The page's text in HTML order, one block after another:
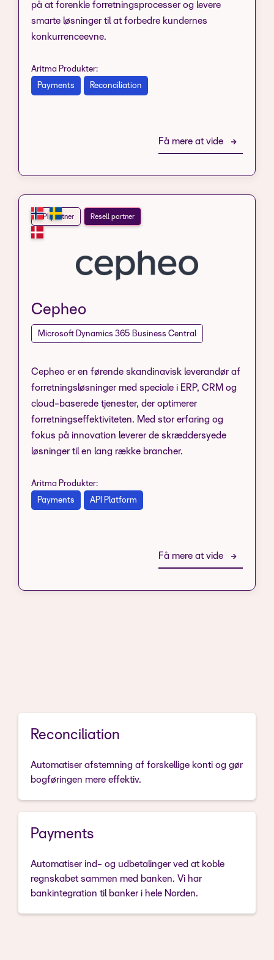
på at forenkle forretningsprocesser og levere
smarte løsninger til at forbedre kundernes
konkurrenceevne.
Aritma Produkter:
Payments Reconciliation
Få mere at vide
API partner Resell partner
Cepheo
Microsoft Dynamics 365 Business Central
Cepheo er en førende skandinavisk leverandør af
forretningsløsninger med speciale i ERP, CRM og
cloud-baserede tjenester, der optimerer
forretningseffektiviteten. Med stor erfaring og
fokus på innovation leverer de skræddersyede
løsninger til en lang række brancher.
Aritma Produkter:
Payments API Platform
Få mere at vide
Reconciliation
Automatiser afstemning af forskellige konti og gør
bogføringen mere effektiv.
Payments
Automatiser ind- og udbetalinger ved at koble
regnskabet sammen med banken. Vi har
bankintegration til banker i hele Norden.